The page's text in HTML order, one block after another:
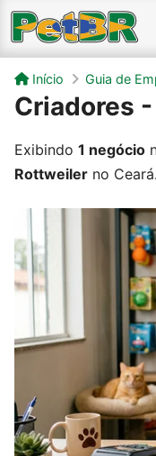
Início Guia de
Criadores
Exibindo 1 negócio
Rottweiler no Ceará.